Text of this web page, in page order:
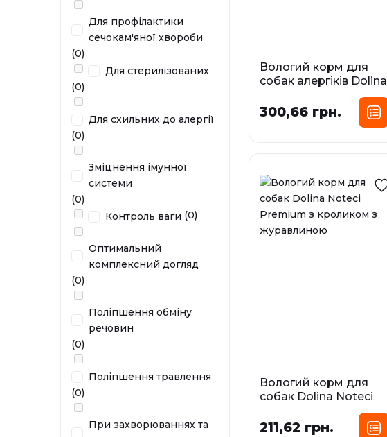
Для профілактики
сечокам'яної хвороби
(0)
Для стерилізованих
(0)
Для схильних до алергії
(0)
Зміцнення імунної
системи
(0)
Контроль ваги (0)
Оптимальний
комплексний догляд
(0)
Поліпшення обміну
речовин
(0)
Поліпшення травлення
(0)
При захворюваннях та
Вологий корм для
собак алергіків Dolina
Noteci Premium Pure
з ягням
У наявності
300,66 грн.
Вологий корм для
собак Dolina Noteci
Premium з кроликом
з журавлиною
211,62 грн.